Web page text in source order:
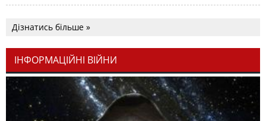
Дізнатись більше »
ІНФОРМАЦІЙНІ ВІЙНИ